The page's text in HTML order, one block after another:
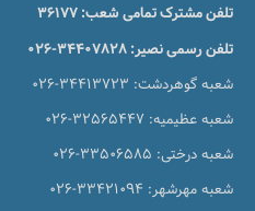
تلفن مشترک تمامی شعب:36177
تلفن رسمی نصیر:026-34407828
شعبه گوهردشت: 026-34413723
شعبه عظیمیه: 026-32565447
شعبه درختی: 026-33506585
شعبه مهرشهر: 026-33421094